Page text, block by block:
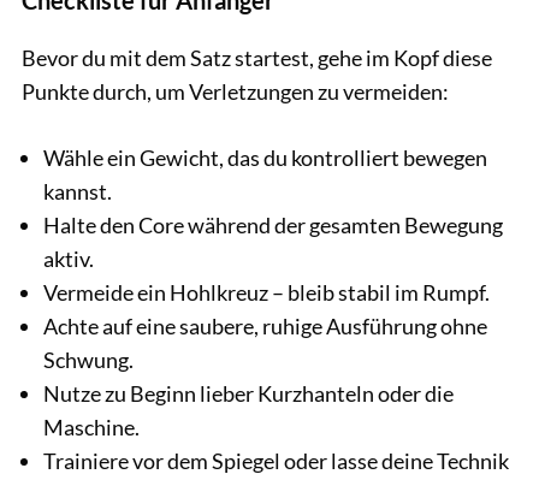
Bevor du mit dem Satz startest, gehe im Kopf diese
Punkte durch, um Verletzungen zu vermeiden:
Wähle ein Gewicht, das du kontrolliert bewegen
kannst.
Halte den Core während der gesamten Bewegung
aktiv.
Vermeide ein Hohlkreuz – bleib stabil im Rumpf.
Achte auf eine saubere, ruhige Ausführung ohne
Schwung.
Nutze zu Beginn lieber Kurzhanteln oder die
Maschine.
Trainiere vor dem Spiegel oder lasse deine Technik